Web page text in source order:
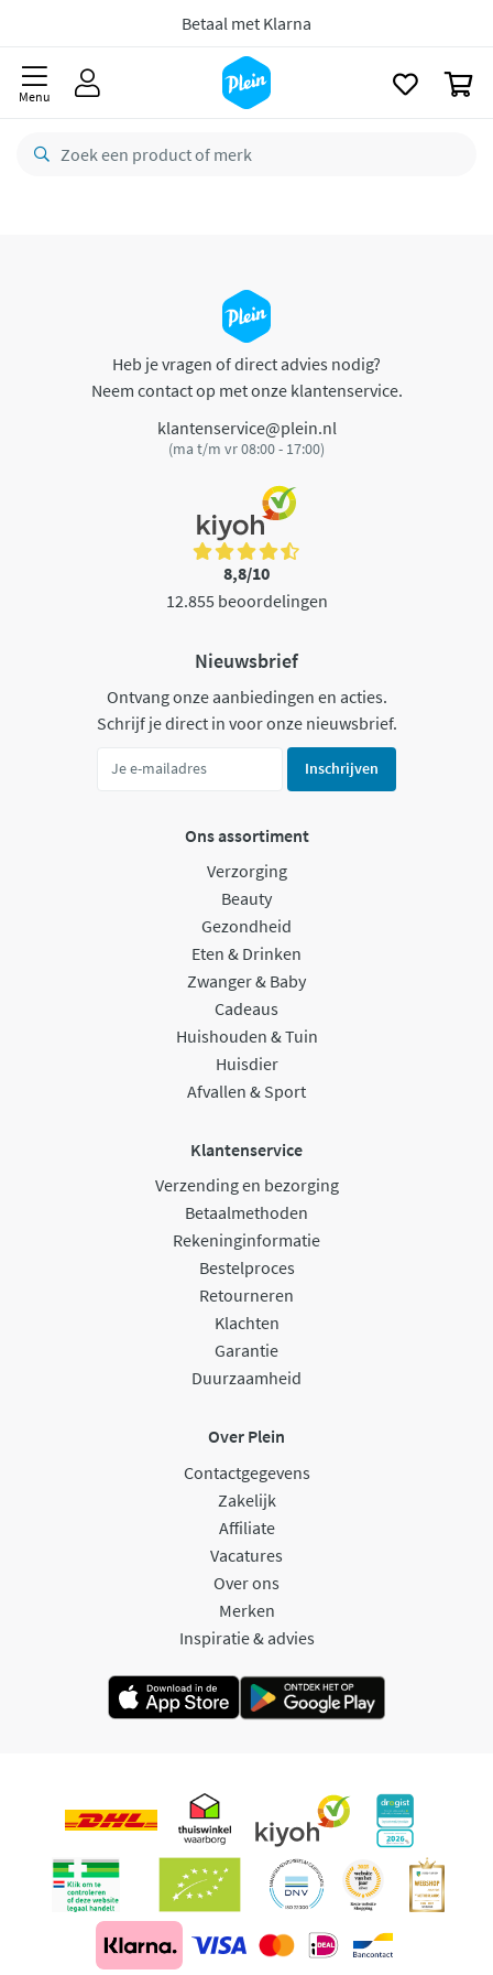
Betaal met Klarna
Menu
Heb je vragen of direct advies nodig?
Neem contact op met onze klantenservice.
klantenservice@plein.nl
(ma t/m vr 08:00 - 17:00)
8,8/10
12.855 beoordelingen
Nieuwsbrief
Ontvang onze aanbiedingen en acties.
Schrijf je direct in voor onze nieuwsbrief.
Inschrijven
Ons assortiment
Verzorging
Beauty
Gezondheid
Eten & Drinken
Zwanger & Baby
Cadeaus
Huishouden & Tuin
Huisdier
Afvallen & Sport
Klantenservice
Verzending en bezorging
Betaalmethoden
Rekeninginformatie
Bestelproces
Retourneren
Klachten
Garantie
Duurzaamheid
Over Plein
Contactgegevens
Zakelijk
Affiliate
Vacatures
Over ons
Merken
Inspiratie & advies